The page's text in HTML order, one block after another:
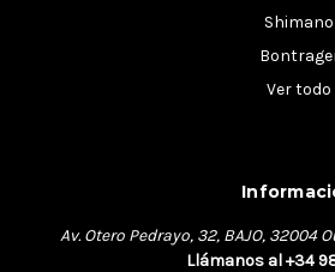
Shimano
Ver todo
Av. Otero Pedrayo, 32, BAJO, 32004
Llámanos al +34